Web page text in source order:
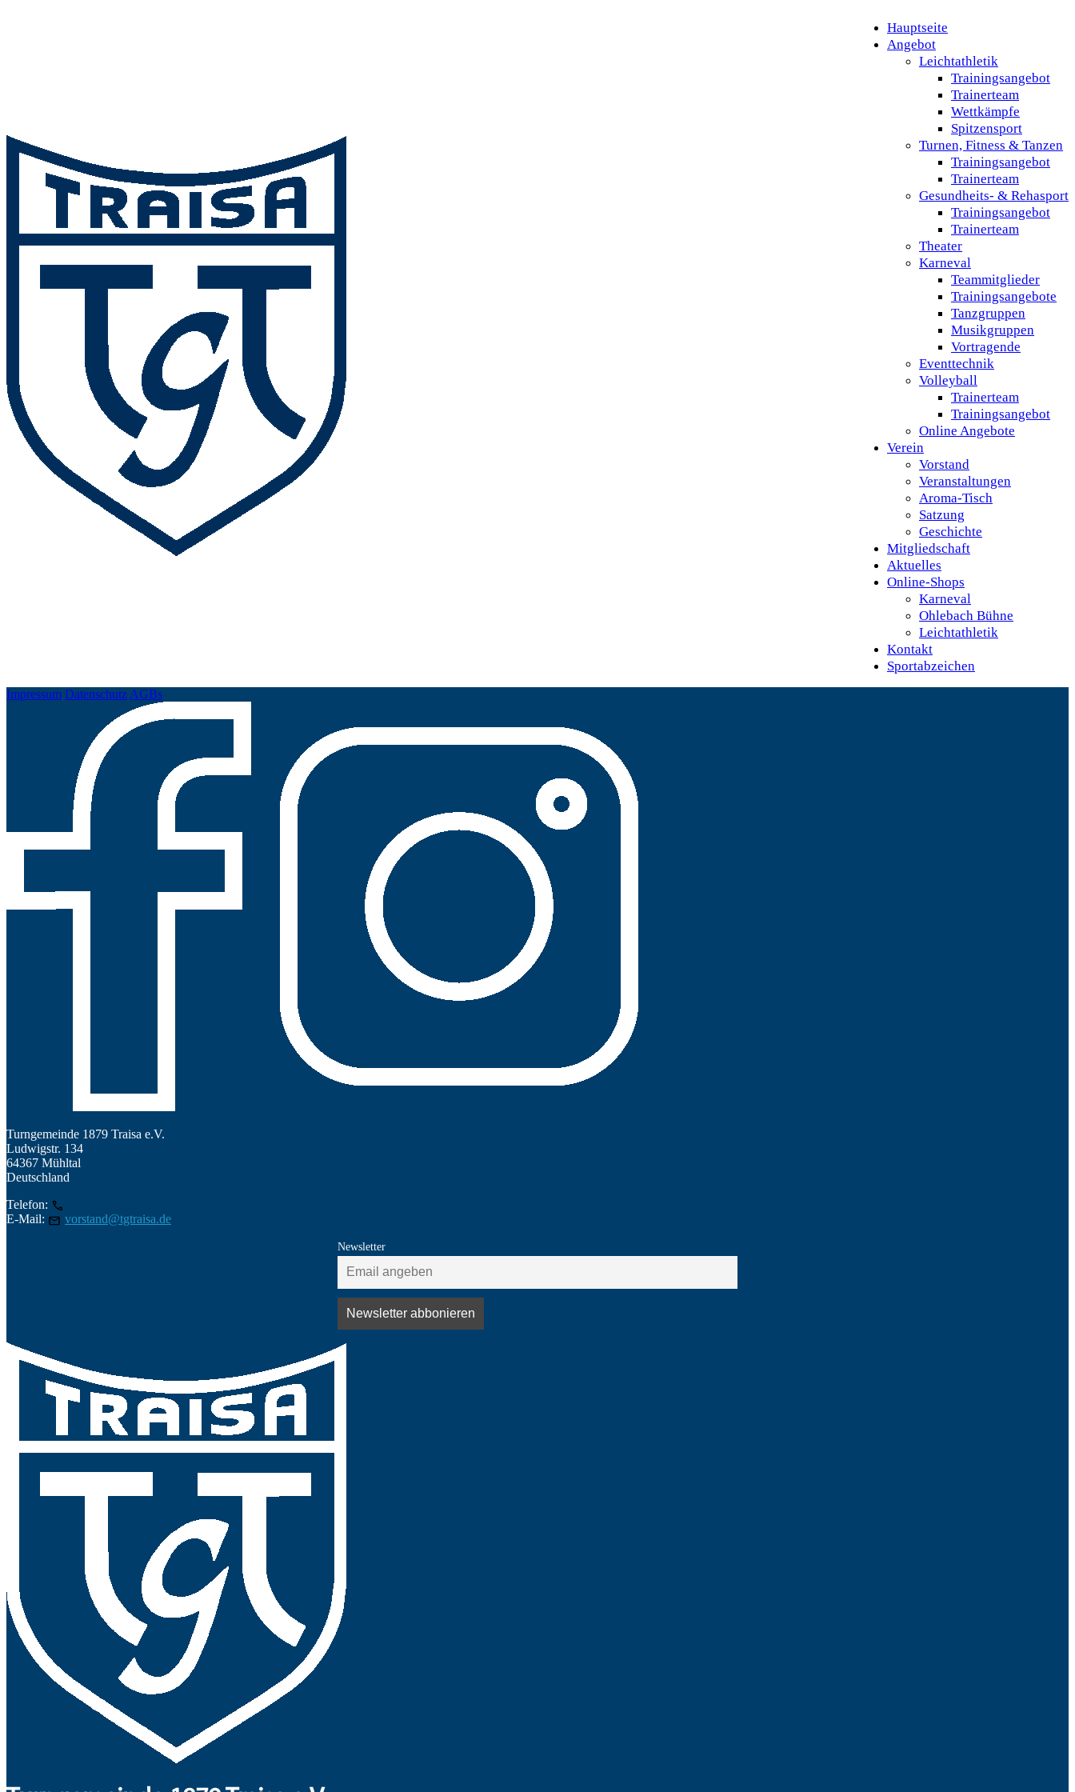
Hauptseite
Angebot
Leichtathletik
Trainingsangebot
Trainerteam
Wettkämpfe
Spitzensport
Turnen, Fitness & Tanzen
Trainingsangebot
Trainerteam
Gesundheits- & Rehasport
Trainingsangebot
Trainerteam
Theater
Karneval
Teammitglieder
Trainingsangebote
Tanzgruppen
Musikgruppen
Vortragende
Eventtechnik
Volleyball
Trainerteam
Trainingsangebot
Online Angebote
Verein
Vorstand
Veranstaltungen
Aroma-Tisch
Satzung
Geschichte
Mitgliedschaft
Aktuelles
Online-Shops
Karneval
Ohlebach Bühne
Leichtathletik
Kontakt
Sportabzeichen
Impressum Datenschutz AGBs
Turngemeinde 1879 Traisa e.V.
Ludwigstr. 134
64367 Mühltal
Deutschland
Telefon:
E-Mail:
vorstand@tgtraisa.de
Newsletter